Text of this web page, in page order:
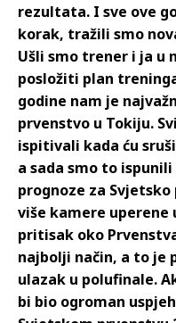
rezultata. I sve ove
korak, tražili smo
Ušli smo trener i ja u
posložiti plan
godine nam je
prvenstvo u Tokiju.
ispitivali kada ću
a sada smo to
prognoze za
više kamere uperene
pritisak oko
najbolji način, a to je
ulazak u polufinale.
bi bio ogroman